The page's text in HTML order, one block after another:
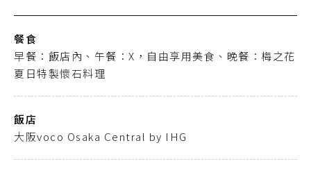
餐食
早餐：飯店內、午餐：X，自由享用美食、晚餐：梅之花
夏日特製懷石料理
飯店
大阪voco Osaka Central by IHG